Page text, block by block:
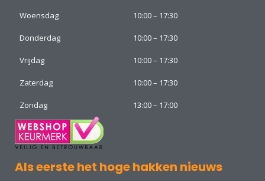
Woensdag 10:00 – 17:30
Donderdag 10:00 – 17:30
Vrijdag 10:00 – 17:30
Zaterdag 10:00 – 17:30
Zondag 13:00 – 17:00
Als eerste het hoge hakken nieuws